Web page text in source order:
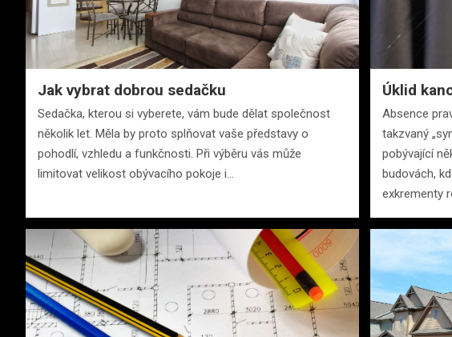
Jak vybrat dobrou sedačku
Sedačka, kterou si vyberete, vám bude dělat společnost
několik let. Měla by proto splňovat vaše představy o
pohodlí, vzhledu a funkčnosti. Při výběru vás může
limitovat velikost obývacího pokoje i…
Úklid
Absence
takzvaný
pobývající
budovách,
exkrementy